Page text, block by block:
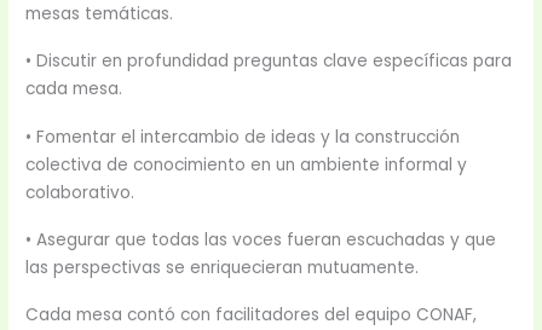
mesas temáticas.
• Discutir en profundidad preguntas clave específicas para
cada mesa.
• Fomentar el intercambio de ideas y la construcción
colectiva de conocimiento en un ambiente informal y
colaborativo.
• Asegurar que todas las voces fueran escuchadas y que
las perspectivas se enriquecieran mutuamente.
Cada mesa contó con facilitadores del equipo CONAF,